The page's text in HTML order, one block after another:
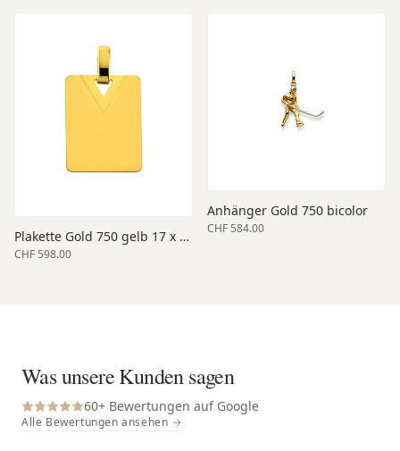
Plakette Gold 750 gelb 17 x 13 mm
CHF 598.00
Anhänger Gold 750 bicolor
CHF 584.00
Was unsere Kunden sagen
60+ Bewertungen auf Google
Alle Bewertungen ansehen →